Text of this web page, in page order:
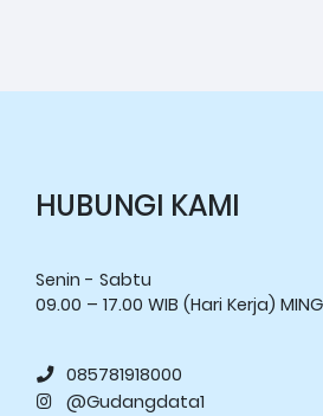
HUBUNGI KAMI
Senin - Sabtu
09.00 – 17.00 WIB (Hari Kerja)
085781918000
@Gudangdata1